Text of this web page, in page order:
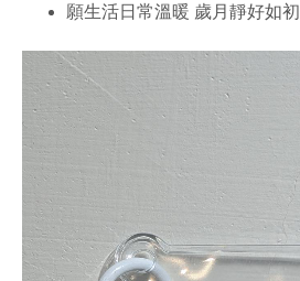
願生活日常溫暖 歲月靜好如初